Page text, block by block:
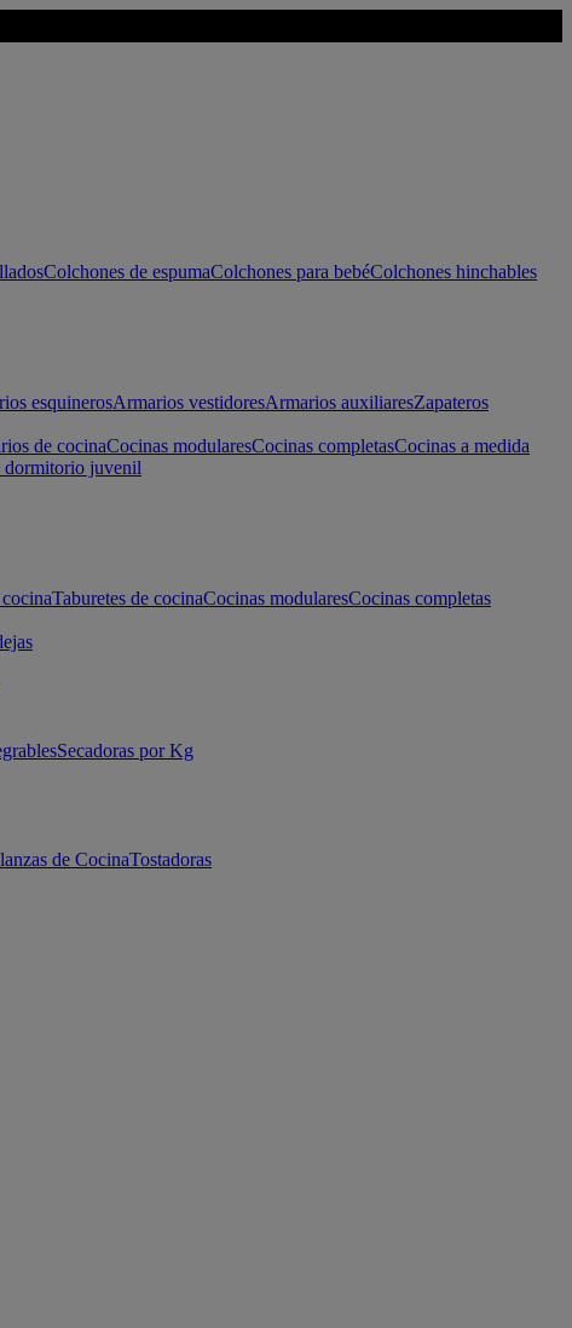
Colchones de espumaColchones para bebéColchones hinchables
esquinerosArmarios vestidoresArmarios auxiliaresZapateros
de cocinaCocinas modularesCocinas completasCocinas a medida
dormitorio juvenil
Taburetes de cocinaCocinas modularesCocinas completas
Secadoras por Kg
de CocinaTostadoras